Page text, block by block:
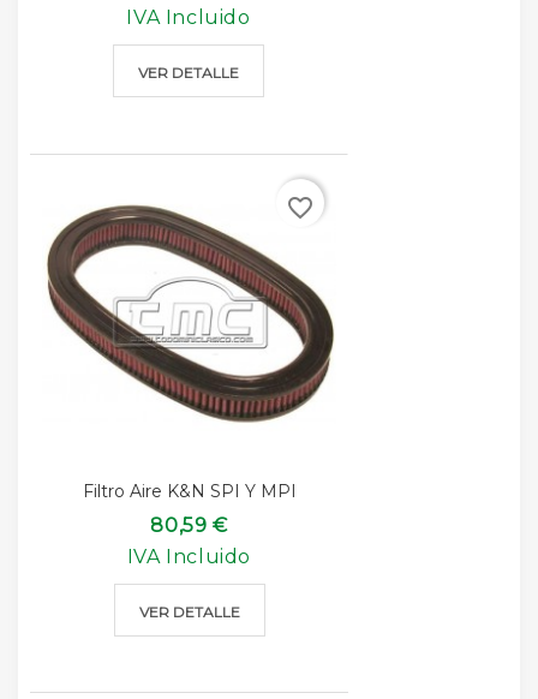
IVA Incluido
VER DETALLE
Filtro Aire K&n SPI Y MPI
80,59 €
IVA Incluido
VER DETALLE
favorite_border